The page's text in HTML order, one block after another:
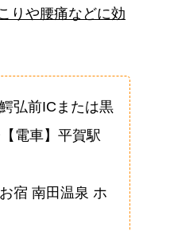
りや腰痛などに効
弘前ICまたは黒
電車】平賀駅
宿 南田温泉 ホ